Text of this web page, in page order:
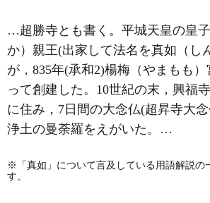
…超勝寺とも書く。平城天皇の皇
か）親王(出家して法名を真如（し
が，835年(承和2)楊梅（やまもも
って創建した。10世紀の末，興福
に住み，7日間の大念仏(超昇寺大
浄土の曼荼羅をえがいた。…
※「真如」について言及している用語解説の
す。